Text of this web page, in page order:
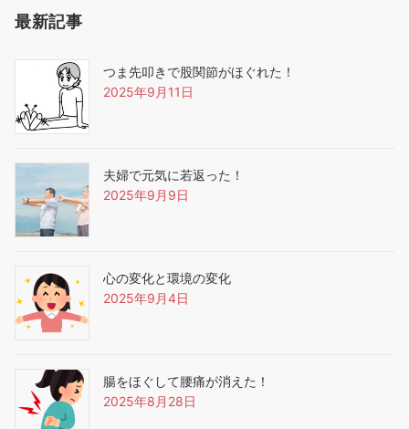
最新記事
つま先叩きで股関節がほぐれた！
2025年9月11日
夫婦で元気に若返った！
2025年9月9日
心の変化と環境の変化
2025年9月4日
腸をほぐして腰痛が消えた！
2025年8月28日